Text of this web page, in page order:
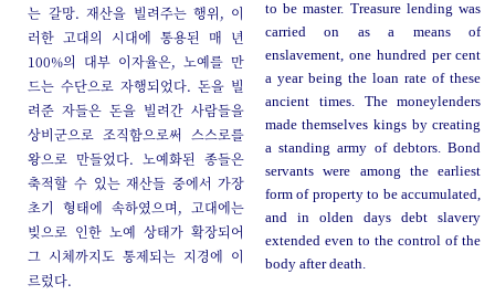
는 갈망. 재산을 빌려주는 행위, 이
러한 고대의 시대에 통용된 매 년
100%의 대부 이자율은, 노예를 만
드는 수단으로 자행되었다. 돈을 빌
려준 자들은 돈을 빌려간 사람들을
상비군으로 조직함으로써 스스로를
왕으로 만들었다. 노예화된 종들은
축적할 수 있는 재산들 중에서 가장
초기 형태에 속하였으며, 고대에는
빚으로 인한 노예 상태가 확장되어
그 시체까지도 통제되는 지경에 이
르렀다.
to be master. Treasure lending was
carried on as a means of
enslavement, one hundred per cent
a year being the loan rate of these
ancient times. The moneylenders
made themselves kings by creating
a standing army of debtors. Bond
servants were among the earliest
form of property to be accumulated,
and in olden days debt slavery
extended even to the control of the
body after death.